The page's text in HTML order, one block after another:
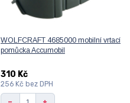
WOLFCRAFT 4685000 mobilní vrtací
pomůcka Accumobil
310 Kč
256 Kč bez DPH